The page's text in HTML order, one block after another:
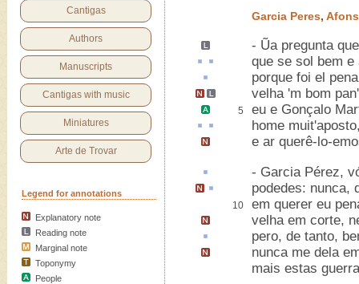
Cantigas
Authors
Manuscripts
Cantigas with music
Miniatures
Arte de Trovar
Legend for annotations
Explanatory note
Reading note
Marginal note
Toponymy
People
Garcia Peres,
- Ũa pregunta
que se sol bem e
porque foi el
velha 'm bom
5 eu e Gonçalo
home muit'aposto
e ar querê-lo-
- Garcia Pérez,
podedes: nunca,
10
em querer eu
velha em corte,
pero, de tanto,
nunca me dela
mais estas